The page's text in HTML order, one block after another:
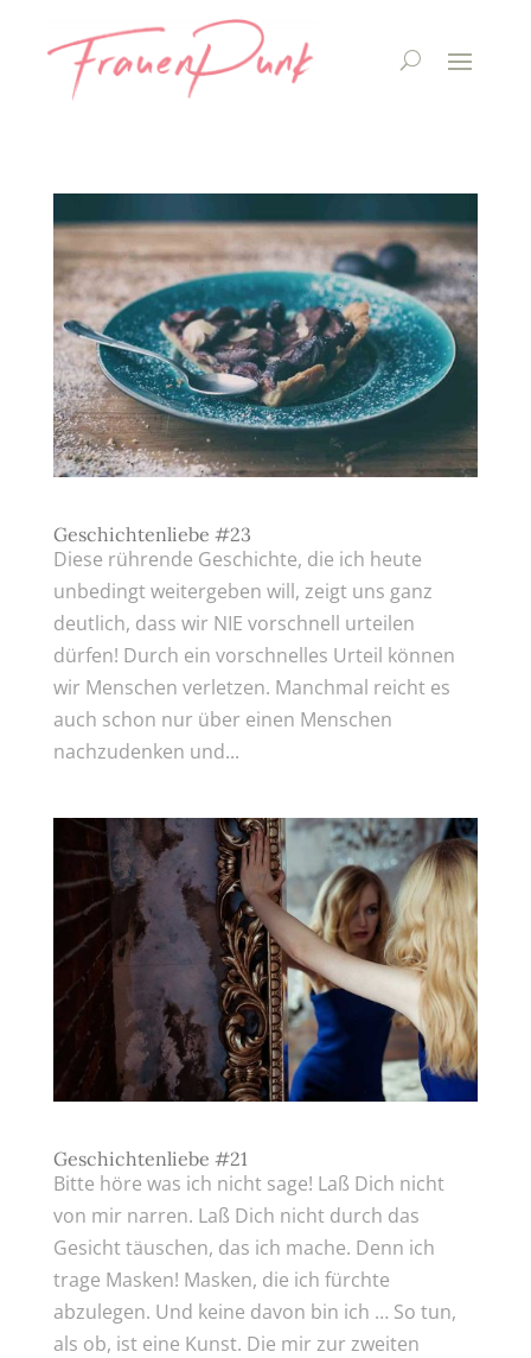
Geschichtenliebe #23
Diese rührende Geschichte, die ich heute
unbedingt weitergeben will, zeigt uns ganz
deutlich, dass wir NIE vorschnell urteilen
dürfen! Durch ein vorschnelles Urteil können
wir Menschen verletzen. Manchmal reicht es
auch schon nur über einen Menschen
nachzudenken und...
Geschichtenliebe #21
Bitte höre was ich nicht sage! Laß Dich nicht
von mir narren. Laß Dich nicht durch das
Gesicht täuschen, das ich mache. Denn ich
trage Masken! Masken, die ich fürchte
abzulegen. Und keine davon bin ich … So tun,
als ob, ist eine Kunst. Die mir zur zweiten